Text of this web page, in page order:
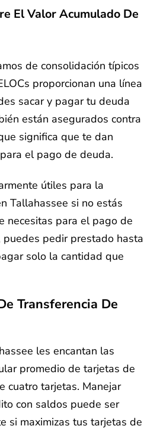
El Valor Acumulado De
de consolidación típicos
proporcionan una línea
sacar y pagar tu deuda
están asegurados contra
significa que te dan
el pago de deuda.
útiles para la
Tallahassee si no estás
necesitas para el pago de
puedes pedir prestado hasta
solo la cantidad que
Transferencia De
les encantan las
promedio de tarjetas de
cuatro tarjetas. Manejar
con saldos puede ser
si maximizas tus tarjetas de